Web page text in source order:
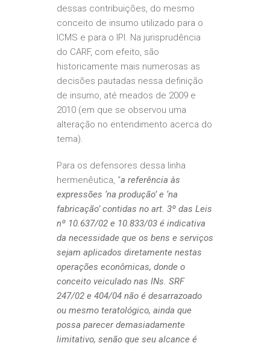
dessas contribuições, do mesmo
conceito de insumo utilizado para o
ICMS e para o IPI. Na jurisprudência
do CARF, com efeito, são
historicamente mais numerosas as
decisões pautadas nessa definição
de insumo, até meados de 2009 e
2010 (em que se observou uma
alteração no entendimento acerca do
tema).
Para os defensores dessa linha
hermenêutica, “a referência às
expressões ‘na produção’ e ‘na
fabricação’ contidas no art. 3º das Leis
nº 10.637/02 e 10.833/03 é indicativa
da necessidade que os bens e serviços
sejam aplicados diretamente nestas
operações econômicas, donde o
conceito veiculado nas INs. SRF
247/02 e 404/04 não é desarrazoado
ou mesmo teratológico, ainda que
possa parecer demasiadamente
limitativo, senão que seu alcance é